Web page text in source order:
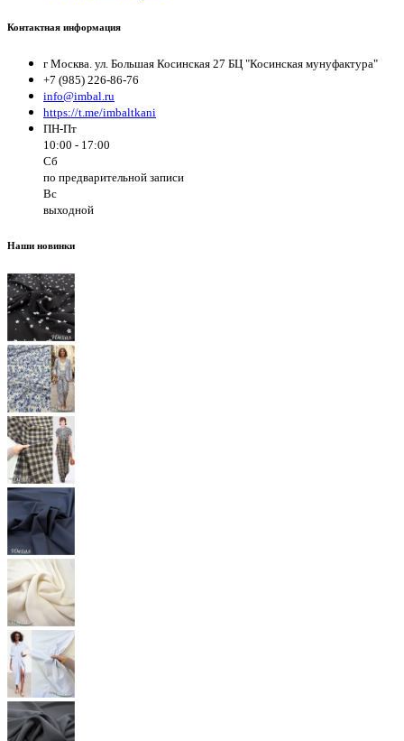
Контактная информация
г Москва. ул. Большая Косинская 27 БЦ "Косинская мунуфактура"
+7 (985) 226-86-76
info@imbal.ru
https://t.me/imbaltkani
ПН-Пт
10:00 - 17:00
Сб
по предварительной записи
Вс
выходной
Наши новинки